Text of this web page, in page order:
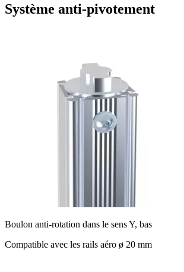
Système anti-pivotement
Boulon anti-rotation dans le sens Y, bas
Compatible avec les rails aéro ø 20 mm